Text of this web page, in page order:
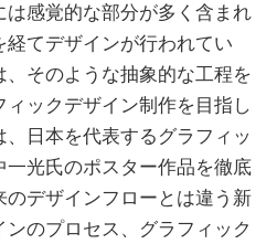
は感覚的な部分が多く含まれ
てデザインが行われてい
そのような抽象的な工程を
ックデザイン制作を目指し
日本を代表するグラフィッ
一光氏のポスター作品を徹底
デザインフローとは違う新
のプロセス、グラフィック